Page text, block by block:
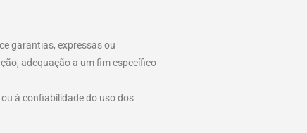
garantias, expressas ou
adequação a um fim específico
à confiabilidade do uso dos